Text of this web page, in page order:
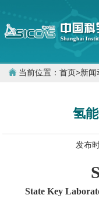
当前位置： 首页>新闻
氢
发布
State Key